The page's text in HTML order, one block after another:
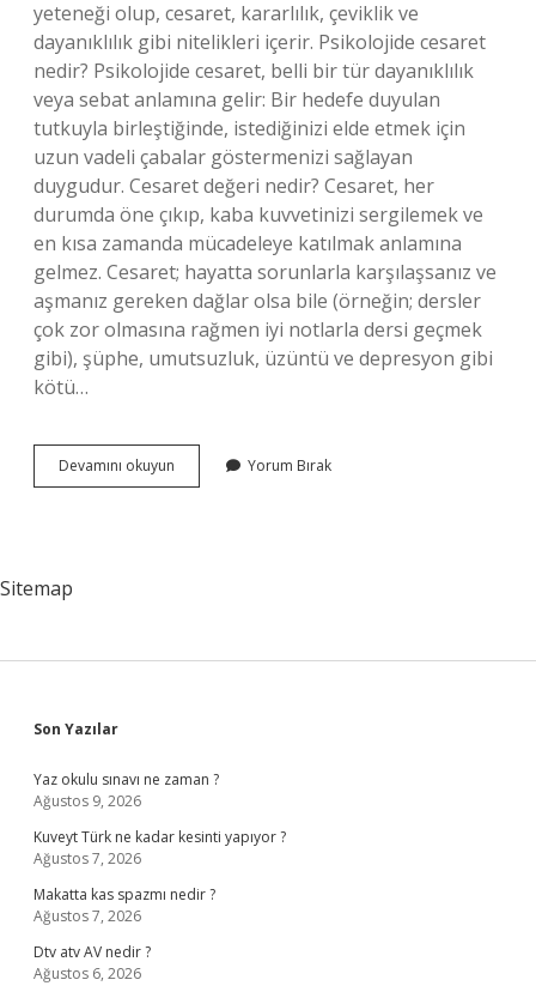
yeteneği olup, cesaret, kararlılık, çeviklik ve
dayanıklılık gibi nitelikleri içerir. Psikolojide cesaret
nedir? Psikolojide cesaret, belli bir tür dayanıklılık
veya sebat anlamına gelir: Bir hedefe duyulan
tutkuyla birleştiğinde, istediğinizi elde etmek için
uzun vadeli çabalar göstermenizi sağlayan
duygudur. Cesaret değeri nedir? Cesaret, her
durumda öne çıkıp, kaba kuvvetinizi sergilemek ve
en kısa zamanda mücadeleye katılmak anlamına
gelmez. Cesaret; hayatta sorunlarla karşılaşsanız ve
aşmanız gereken dağlar olsa bile (örneğin; dersler
çok zor olmasına rağmen iyi notlarla dersi geçmek
gibi), şüphe, umutsuzluk, üzüntü ve depresyon gibi
kötü…
Devamını okuyun
Olarak
Yorum Bırak
Sitemap
Sidebar
Son Yazılar
Yaz okulu sınavı ne zaman ?
Ağustos 9, 2026
Kuveyt Türk ne kadar kesinti yapıyor ?
Ağustos 7, 2026
Makatta kas spazmı nedir ?
Ağustos 7, 2026
Dtv atv AV nedir ?
Ağustos 6, 2026